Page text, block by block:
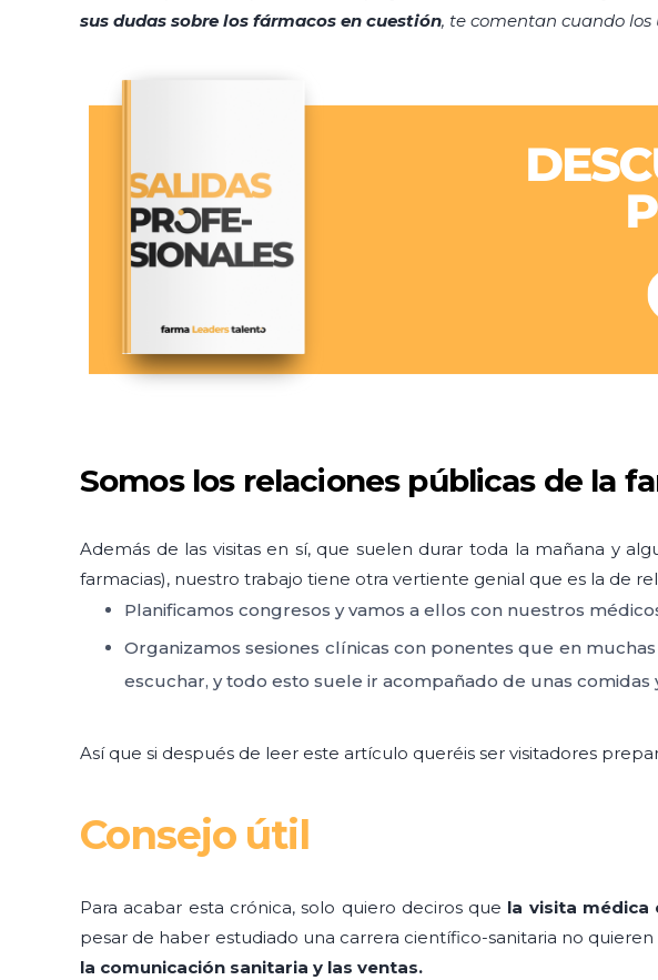
sus dudas sobre los fármacos en cuestión, te comentan cuando los
Somos los relaciones públicas de la
Además de las visitas en sí, que suelen durar toda la mañana y
farmacias), nuestro trabajo tiene otra vertiente genial que es la de
Planificamos congresos y vamos a ellos con nuestros
Organizamos sesiones clínicas con ponentes que en
escuchar, y todo esto suele ir acompañado de unas
Así que si después de leer este artículo queréis ser visitadores
Consejo útil
Para acabar esta crónica, solo quiero deciros que la visita médica
pesar de haber estudiado una carrera científico-sanitaria no
la comunicación sanitaria y las ventas.